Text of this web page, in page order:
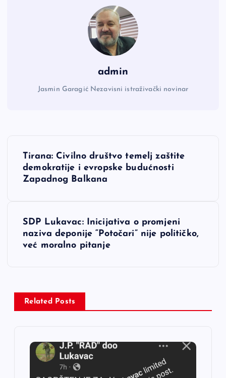
admin
Jasmin Garagić Nezavisni istraživački novinar
N
c
Tirana: Civilno društvo temelj zaštite
demokratije i evropske budućnosti
Zapadnog Balkana
SDP Lukavac: Inicijativa o promjeni
naziva deponije “Potočari” nije političko,
već moralno pitanje
Related Posts